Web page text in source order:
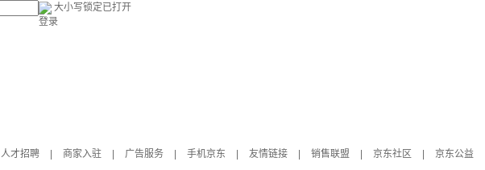
大小写锁定已打开
登录
人才招聘 商家入驻 广告服务 手机京东 友情链接 销售联盟 京东社区
京东公益